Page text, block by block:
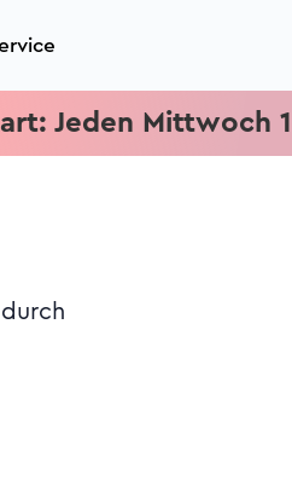
Mittwoch 15.15